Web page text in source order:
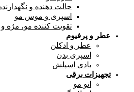
حالت دهنده و
اسپری و موس مو
تقویت کننده مو، مژه و
عطر و پرفیوم
عطر و ادکلن
اسپری بدن
بادی اسپلش
تجهیزات برقی
اتو مو